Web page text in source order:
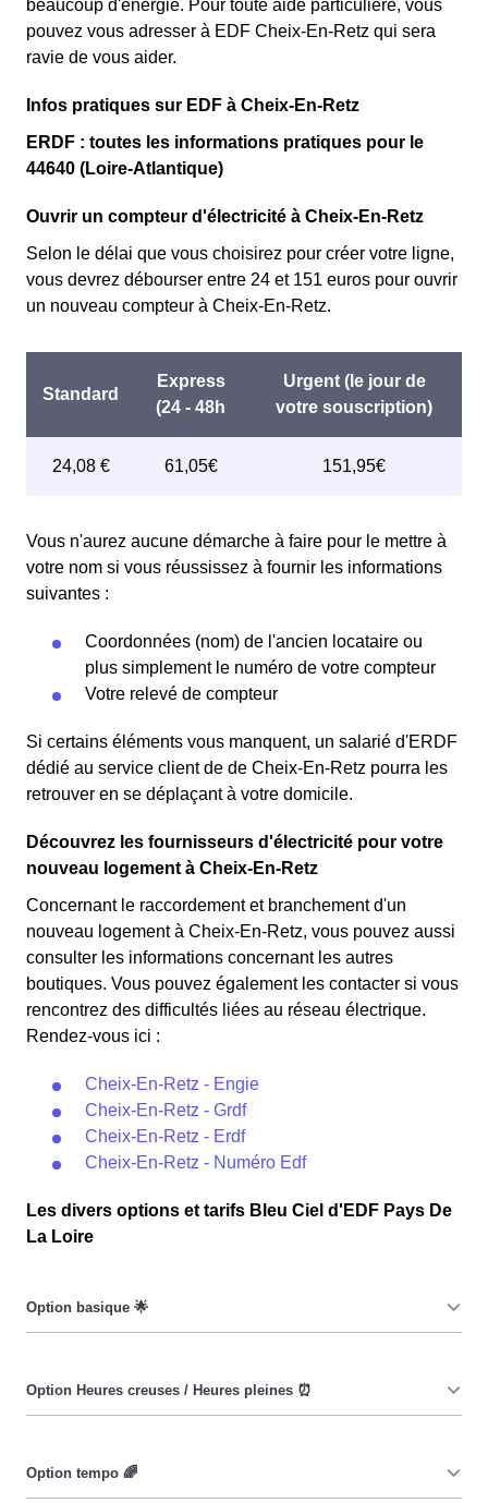
beaucoup d'énergie. Pour toute aide particulière, vous
pouvez vous adresser à EDF Cheix-En-Retz qui sera
ravie de vous aider.
Infos pratiques sur EDF à Cheix-En-Retz
ERDF : toutes les informations pratiques pour le
44640 (Loire-Atlantique)
Ouvrir un compteur d'électricité à Cheix-En-Retz
Selon le délai que vous choisirez pour créer votre ligne,
vous devrez débourser entre 24 et 151 euros pour ouvrir
un nouveau compteur à Cheix-En-Retz.
Vous n'aurez aucune démarche à faire pour le mettre à
votre nom si vous réussissez à fournir les informations
suivantes :
Coordonnées (nom) de l'ancien locataire ou
plus simplement le numéro de votre compteur
Votre relevé de compteur
Si certains éléments vous manquent, un salarié d'ERDF
dédié au service client de de Cheix-En-Retz pourra les
retrouver en se déplaçant à votre domicile.
Découvrez les fournisseurs d'électricité pour votre
nouveau logement à Cheix-En-Retz
Concernant le raccordement et branchement d'un
nouveau logement à Cheix-En-Retz, vous pouvez aussi
consulter les informations concernant les autres
boutiques. Vous pouvez également les contacter si vous
rencontrez des difficultés liées au réseau électrique.
Rendez-vous ici :
Cheix-En-Retz - Engie
Cheix-En-Retz - Grdf
Cheix-En-Retz - Erdf
Cheix-En-Retz - Numéro Edf
Les divers options et tarifs Bleu Ciel d'EDF Pays De
La Loire
date, ni de l'heure, que ce soit à Cheix-En-Retz ou
ailleurs. 💡
Cheix-En-Retz est moindre. ⚡